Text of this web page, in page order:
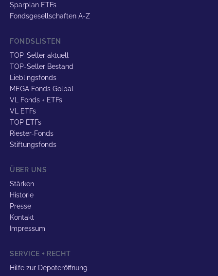
Sparplan ETFs
Fondsgesellschaften A-Z
FONDSLISTEN
TOP-Seller aktuell
TOP-Seller Bestand
Lieblingsfonds
MEGA Fonds Golbal
VL Fonds + ETFs
VL ETFs
TOP ETFs
Riester-Fonds
Stiftungsfonds
ÜBER UNS
Stärken
Historie
Presse
Kontakt
Impressum
SERVICE + RECHT
Hilfe zur Depoteröffnung